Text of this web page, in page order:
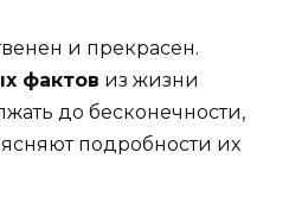
и прекрасен.
фактов из жизни
до бесконечности,
подробности их